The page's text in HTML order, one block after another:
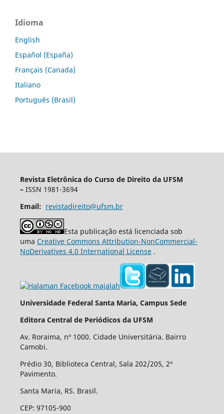
Idioma
English
Español (España)
Français (Canada)
Italiano
Português (Brasil)
Revista Eletrônica do Curso de Direito da UFSM
–ISSN 1981-3694
Email: revistadireito@ufsm.br
Esta publicação está licenciada sob
uma Creative Commons Attribution-NonCommercial-
NoDerivatives 4.0 International License.
Universidade Federal Santa Maria, Campus Sede
Editora Central de Periódicos da UFSM
Av. Roraima, nº 1000. Cidade Universitária. Bairro
Camobi.
Prédio 30, Biblioteca Central, Sala 202/205, 2º
Pavimento.
Santa Maria, RS. Brasil.
CEP: 97105-900